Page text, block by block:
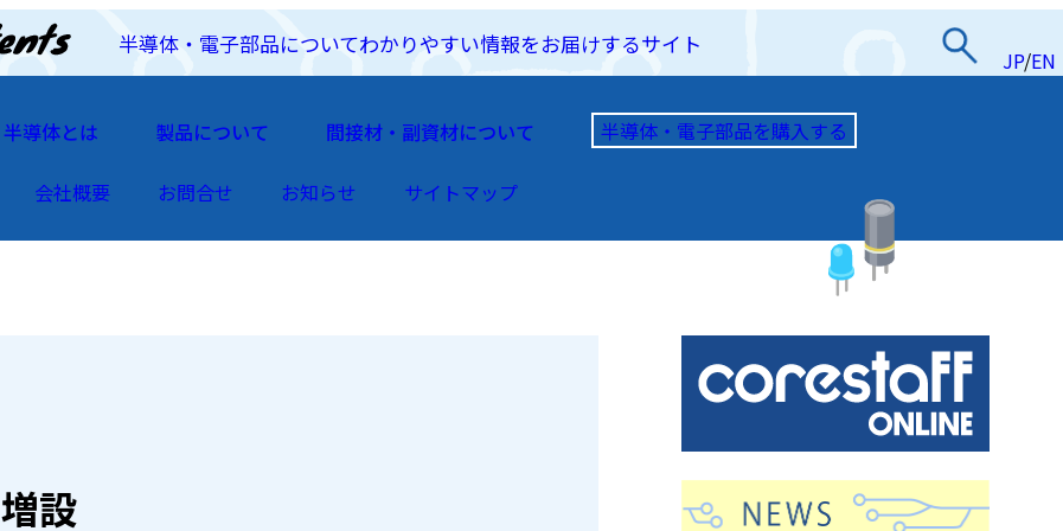
半導体・電子部品についてわかりやすい情報をお届けするサイト
JP/EN
半導体とは 製品について 間接材・副資材について 半導体・電子部品を購入する
会社概要 お問合せ お知らせ サイトマップ
増設